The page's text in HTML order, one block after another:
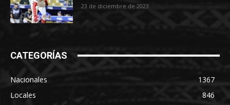
23 de diciembre de 2023
CATEGORÍAS
Nacionales
1367
Locales
846